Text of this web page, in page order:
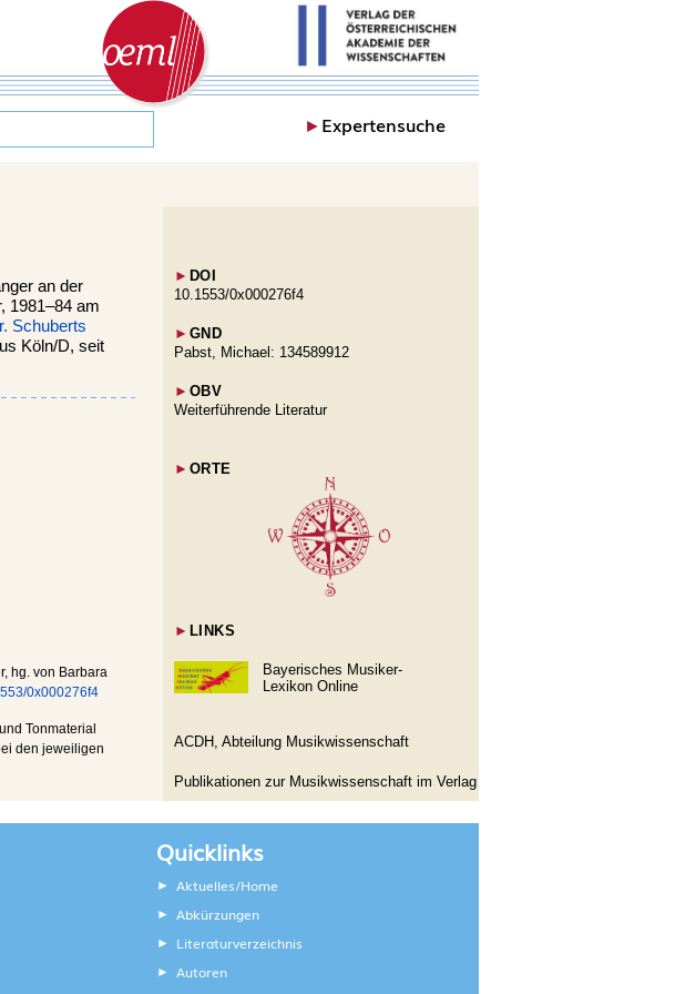
►Expertensuche
an der
1981–84 am
Schuberts
Köln/D, seit
hg. von Barbara
0x000276f4
Tonmaterial
den jeweiligen
► DOI
10.1553/0x000276f4
► GND
Pabst, Michael: 134589912
► OBV
Weiterführende Literatur
► ORTE
► LINKS
Bayerisches Musiker-
Lexikon Online
ACDH, Abteilung Musikwissenschaft
Publikationen zur Musikwissenschaft im Verlag
Quicklinks
Aktuelles/Home
Abkürzungen
Literaturverzeichnis
Autoren